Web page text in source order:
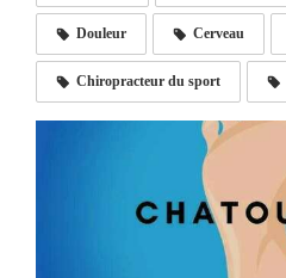
Douleur Cerveau
Chiropracteur du sport